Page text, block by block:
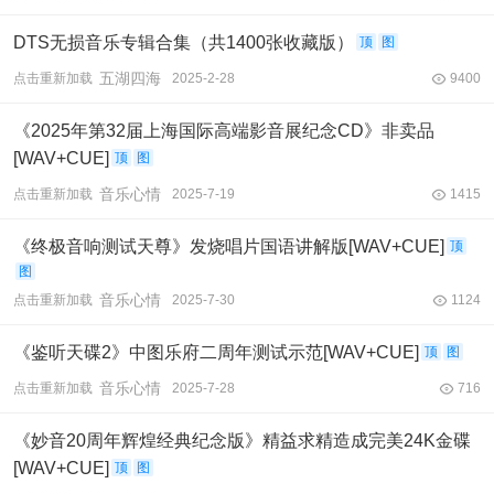
DTS无损音乐专辑合集（共1400张收藏版） 顶 图
点击重新加载 五湖四海 2025-2-28 9400
《2025年第32届上海国际高端影音展纪念CD》非卖品
[WAV+CUE] 顶 图
点击重新加载 音乐心情 2025-7-19 1415
《终极音响测试天尊》发烧唱片国语讲解版[WAV+CUE] 顶
图
点击重新加载 音乐心情 2025-7-30 1124
《鉴听天碟2》中图乐府二周年测试示范[WAV+CUE] 顶 图
点击重新加载 音乐心情 2025-7-28 716
《妙音20周年辉煌经典纪念版》精益求精造成完美24K金碟
[WAV+CUE] 顶 图